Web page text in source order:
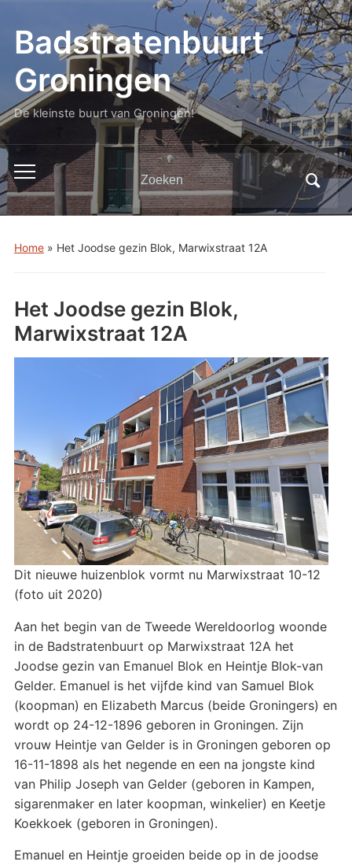
Badstratenbuurt
Groningen
De kleinste buurt van Groningen!
Toggle
mobiel
menu
Zoeken
naar:
Home» Het Joodse gezin Blok, Marwixstraat 12A
Het Joodse gezin Blok,
Marwixstraat 12A
Dit nieuwe huizenblok vormt nu Marwixstraat 10-12
(foto uit 2020)
Aan het begin van de Tweede Wereldoorlog woonde
in de Badstratenbuurt op Marwixstraat 12A het
Joodse gezin van Emanuel Blok en Heintje Blok-van
Gelder. Emanuel is het vijfde kind van Samuel Blok
(koopman) en Elizabeth Marcus (beide Groningers) en
wordt op 24-12-1896 geboren in Groningen. Zijn
vrouw Heintje van Gelder is in Groningen geboren op
16-11-1898 als het negende en een na jongste kind
van Philip Joseph van Gelder (geboren in Kampen,
sigarenmaker en later koopman, winkelier) en Keetje
Koekkoek (geboren in Groningen).
Emanuel en Heintje groeiden beide op in de joodse